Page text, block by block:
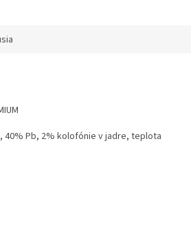
40% Pb, 2% kolofónie v jadre, teplota